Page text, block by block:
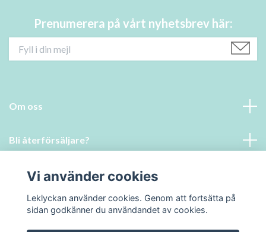
Prenumerera på vårt nyhetsbrev här:
Om oss
Bli återförsäljare?
Läs mer
Social Media
Vi använder cookies
Leklyckan använder cookies. Genom att fortsätta på
sidan godkänner du användandet av cookies.